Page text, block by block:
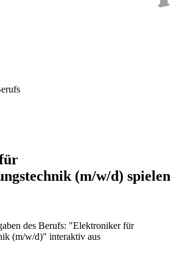
(m/w/d) spielen
des Berufs: "Elektroniker für
(m/w/d)" interaktiv aus